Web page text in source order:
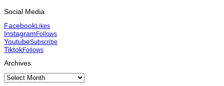
Social Media
FacebookLikes
InstagramFollows
YoutubeSubscribe
TiktokFollows
Archives
Archives